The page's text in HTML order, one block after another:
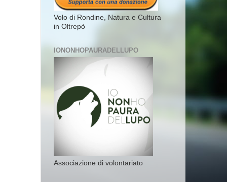
Volo di Rondine, Natura e Cultura
in Oltrepò
IONONHOPAURADELLUPO
Associazione di volontariato